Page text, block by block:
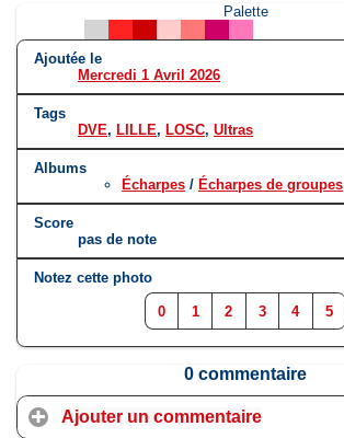
Palette
Ajoutée le
Mercredi 1 Avril 2026
Tags
DVE, LILLE, LOSC, Ultras
Albums
Écharpes / Écharpes de groupes
Score
pas de note
Notez cette photo
0 1 2 3 4 5
0 commentaire
Ajouter un commentaire